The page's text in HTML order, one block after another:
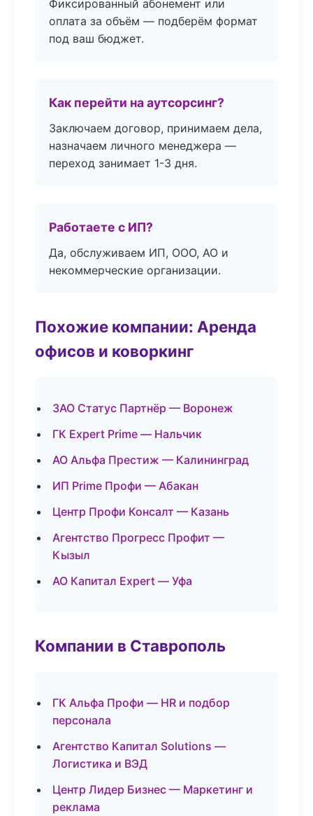
Фиксированный абонемент или
оплата за объём — подберём формат
под ваш бюджет.
Как перейти на аутсорсинг?
Заключаем договор, принимаем дела,
назначаем личного менеджера —
переход занимает 1-3 дня.
Работаете с ИП?
Да, обслуживаем ИП, ООО, АО и
некоммерческие организации.
Похожие компании: Аренда
офисов и коворкинг
ЗАО Статус Партнёр — Воронеж
ГК Expert Prime — Нальчик
АО Альфа Престиж — Калининград
ИП Prime Профи — Абакан
Центр Профи Консалт — Казань
Агентство Прогресс Профит —
Кызыл
АО Капитал Expert — Уфа
Компании в Ставрополь
ГК Альфа Профи — HR и подбор
персонала
Агентство Капитал Solutions —
Логистика и ВЭД
Центр Лидер Бизнес — Маркетинг и
реклама